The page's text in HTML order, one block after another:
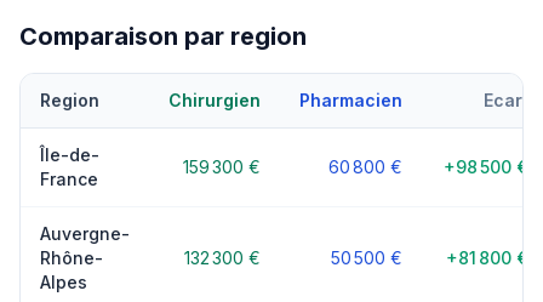
Comparaison par region
Region Chirurgien Pharmacien Ecart
Île-de-
France
159 300 € 60 800 € +98 500 €
Auvergne-
Rhône-
Alpes
132 300 € 50 500 € +81 800 €